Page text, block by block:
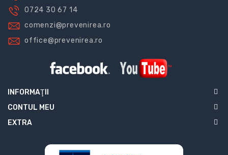
0724 30 67 14
comenzi@prevenirea.ro
office@prevenirea.ro
INFORMAŢII
CONTUL MEU
EXTRA